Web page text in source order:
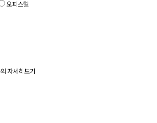
오피스텔
자세히보기